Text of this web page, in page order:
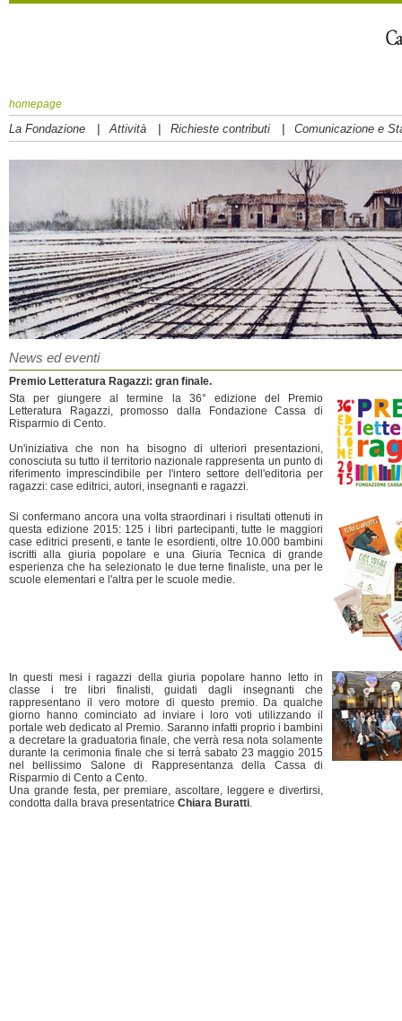
homepage
La Fondazione | Attività | Richieste contributi | Comunicazione e
News ed eventi
Premio Letteratura Ragazzi: gran finale.
Sta per giungere al termine la 36° edizione del Premio
Letteratura Ragazzi, promosso dalla Fondazione Cassa di
Risparmio di Cento.
Un'iniziativa che non ha bisogno di ulteriori presentazioni,
conosciuta su tutto il territorio nazionale rappresenta un punto di
riferimento imprescindibile per l'intero settore dell'editoria per
ragazzi: case editrici, autori, insegnanti e ragazzi.
Si confermano ancora una volta straordinari i risultati ottenuti in
questa edizione 2015: 125 i libri partecipanti, tutte le maggiori
case editrici presenti, e tante le esordienti, oltre 10.000 bambini
iscritti alla giuria popolare e una Giuria Tecnica di grande
esperienza che ha selezionato le due terne finaliste, una per le
scuole elementari e l'altra per le scuole medie.
In questi mesi i ragazzi della giuria popolare hanno letto in
classe i tre libri finalisti, guidati dagli insegnanti che
rappresentano il vero motore di questo premio. Da qualche
giorno hanno cominciato ad inviare i loro voti utilizzando il
portale web dedicato al Premio. Saranno infatti proprio i bambini
a decretare la graduatoria finale, che verrà resa nota solamente
durante la cerimonia finale che si terrà sabato 23 maggio 2015
nel bellissimo Salone di Rappresentanza della Cassa di
Risparmio di Cento a Cento.
Una grande festa, per premiare, ascoltare, leggere e divertirsi,
condotta dalla brava presentatrice Chiara Buratti.